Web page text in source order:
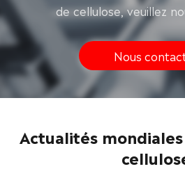
de cellulose, veuillez
Nous
Actualités